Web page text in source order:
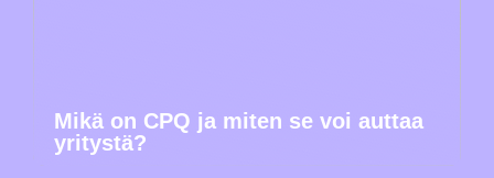
Mikä on CPQ ja miten se voi auttaa
yritystä?